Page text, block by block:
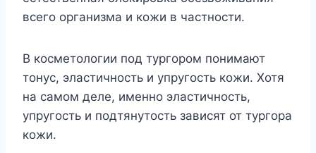
всего организма и кожи в частности.
В косметологии под тургором понимают
тонус, эластичность и упругость кожи. Хотя
на самом деле, именно эластичность,
упругость и подтянутость зависят от тургора
кожи.